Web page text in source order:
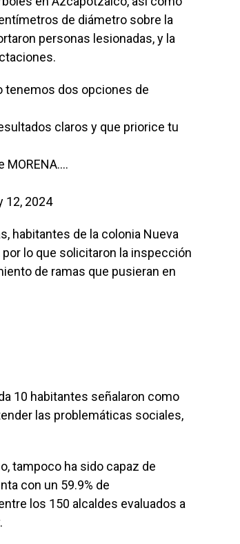
de diámetro sobre la
personas lesionadas, y la
tenemos dos opciones de
claros y que priorice tu
MORENA.…
12, 2024
habitantes de la colonia Nueva
lo que solicitaron la inspección
de ramas que pusieran en
10 habitantes señalaron como
las problemáticas sociales,
tampoco ha sido capaz de
con un 59.9% de
los 150 alcaldes evaluados a